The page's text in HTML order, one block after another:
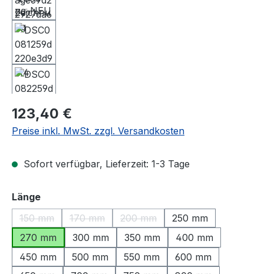
Regulärer Preis:
123,40 €
Preise inkl. MwSt. zzgl. Versandkosten
Sofort verfügbar, Lieferzeit: 1-3 Tage
Längeauswählen
150 mm
(Diese Option ist zurzeit nicht verfügbar.)
170 mm
(Diese Option ist zurzeit nicht verfügbar.)
200 mm
(Diese Option ist zurzeit nicht
250 mm
270 mm
300 mm 350 mm
400 mm
450 mm
500 mm 550 mm
600 mm